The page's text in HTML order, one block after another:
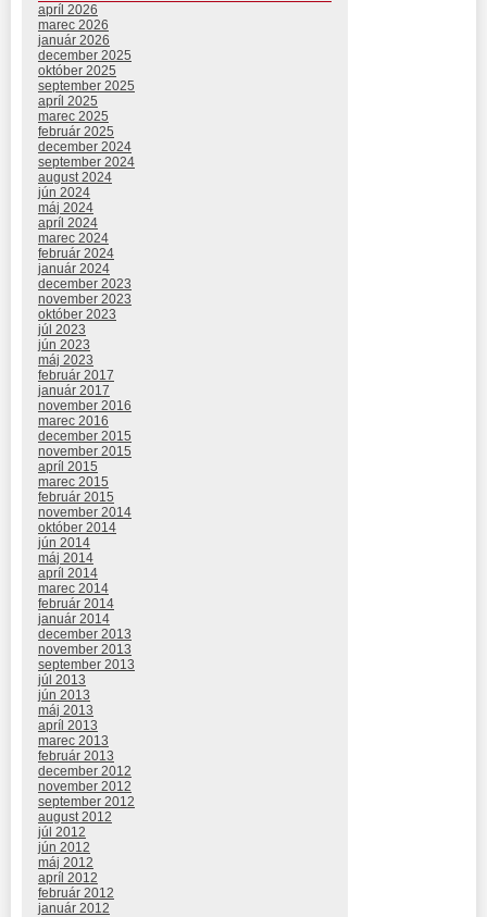
apríl 2026
marec 2026
január 2026
december 2025
október 2025
september 2025
apríl 2025
marec 2025
február 2025
december 2024
september 2024
august 2024
jún 2024
máj 2024
apríl 2024
marec 2024
február 2024
január 2024
december 2023
november 2023
október 2023
júl 2023
jún 2023
máj 2023
február 2017
január 2017
november 2016
marec 2016
december 2015
november 2015
apríl 2015
marec 2015
február 2015
november 2014
október 2014
jún 2014
máj 2014
apríl 2014
marec 2014
február 2014
január 2014
december 2013
november 2013
september 2013
júl 2013
jún 2013
máj 2013
apríl 2013
marec 2013
február 2013
december 2012
november 2012
september 2012
august 2012
júl 2012
jún 2012
máj 2012
apríl 2012
február 2012
január 2012